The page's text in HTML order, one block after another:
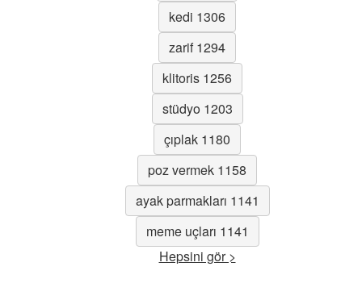
kedi 1306
zarif 1294
klitoris 1256
stüdyo 1203
çıplak 1180
poz vermek 1158
ayak parmakları 1141
meme uçları 1141
Hepsini gör >